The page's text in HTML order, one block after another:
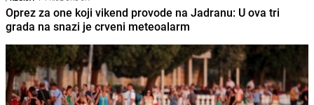
Oprez za one koji vikend provode na Jadranu: U ova tri
grada na snazi je crveni meteoalarm